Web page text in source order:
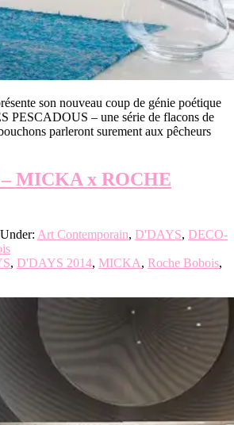
son nouveau coup de génie poétique
PESCADOUS – une série de flacons de
parleront surement aux pêcheurs
– MICKA x ROCHE
Art Contemporain, D'DAYS, DECO-
, D'DAYS 2014, MICKA, Roche Bobois,